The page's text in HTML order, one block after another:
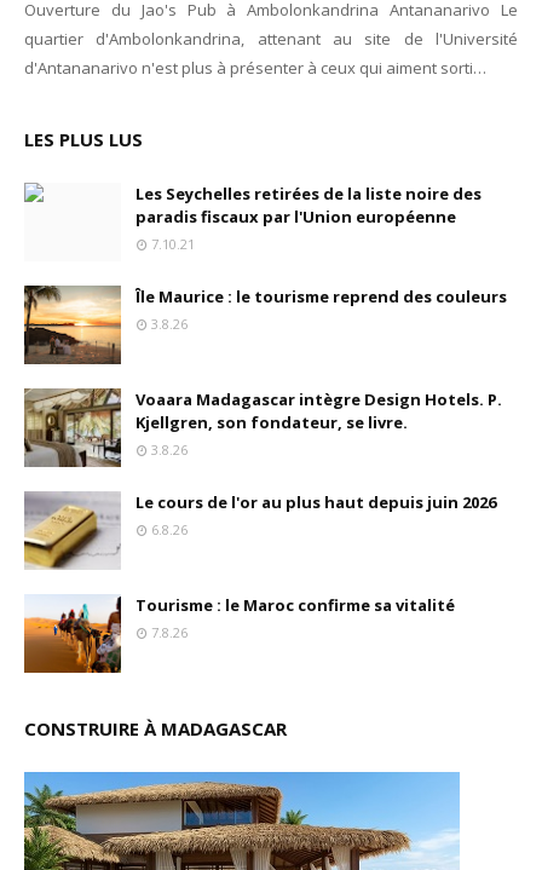
Ouverture du Jao's Pub à Ambolonkandrina Antananarivo Le
quartier d'Ambolonkandrina, attenant au site de l'Université
d'Antananarivo n'est plus à présenter à ceux qui aiment sorti…
LES PLUS LUS
Les Seychelles retirées de la liste noire des
paradis fiscaux par l'Union européenne
7.10.21
Île Maurice : le tourisme reprend des couleurs
3.8.26
Voaara Madagascar intègre Design Hotels. P.
Kjellgren, son fondateur, se livre.
3.8.26
Le cours de l'or au plus haut depuis juin 2026
6.8.26
Tourisme : le Maroc confirme sa vitalité
7.8.26
CONSTRUIRE À MADAGASCAR